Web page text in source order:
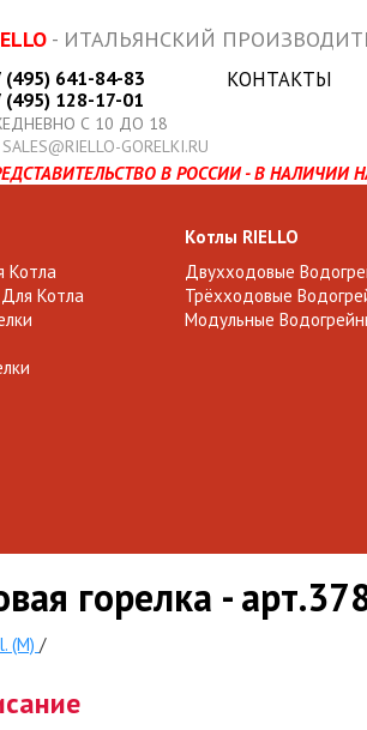
- ИТАЛЬЯНСКИЙ
(495) 641-84-83
(495) 128-17-01
С 10 ДО 18
SALES@RIELLO-GORELKI.RU
КОНТАКТЫ
В РОССИИ - В НАЛИЧИИ
Котла
Котла
Котлы RIELLO
Двухходовые
Трёхходовые
Модульные
горелка -
(M) /